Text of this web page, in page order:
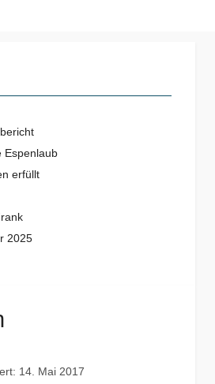
Espenlaub
erfüllt
2025
14. Mai 2017